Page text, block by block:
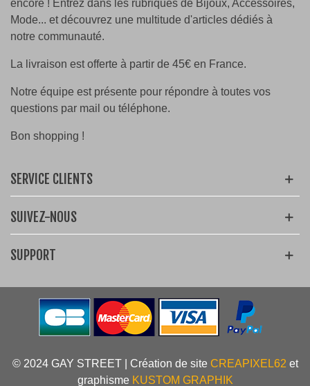
encore ! Entrez dans les rubriques de Bijoux, Accessoires,
Mode... et découvrez une multitude d'articles dédiés à
notre communauté.
La livraison est offerte à partir de 45€ en France.
Notre équipe est présente pour répondre à toutes vos
questions par mail ou téléphone.
Bon shopping !
SERVICE CLIENTS
SUIVEZ-NOUS
SUPPORT
© 2024 GAY STREET | Création de site CREAPIXEL62 et
graphisme KUSTOM GRAPHIK